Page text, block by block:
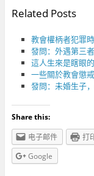
Related Posts
教會權柄者犯罪
發問：外遇第三
這人生來是瞎眼
一些關於教會懲
發問：未婚生子
Share this:
电子邮件
打
Google